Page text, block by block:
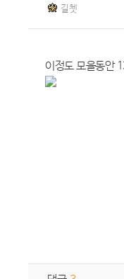
길쳇
이정도 모을동안